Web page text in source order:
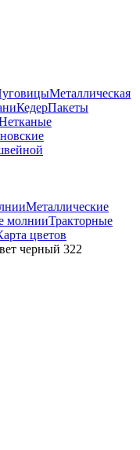
Металлическая
КедерПакеты
Металлические
молнииТракторные
цветов
черный 322